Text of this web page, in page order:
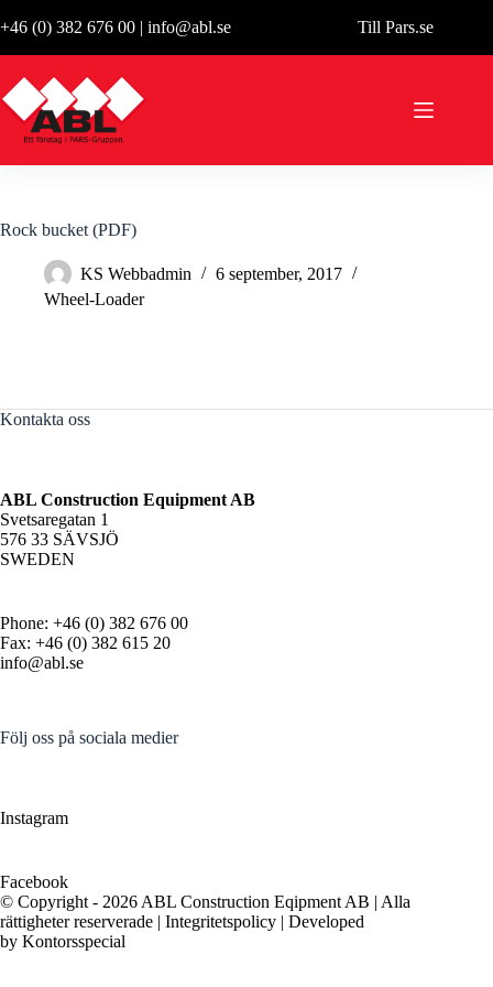
till
+46 (0) 382 676 00 | info@abl.se Till Pars.se
Rock bucket (PDF)
KS Webbadmin
6 september, 2017
Wheel-Loader
Kontakta oss
ABL Construction Equipment AB
Svetsaregatan 1
576 33 SÄVSJÖ
SWEDEN
Phone: +46 (0) 382 676 00
Fax: +46 (0) 382 615 20
info@abl.se
Följ oss på sociala medier
Instagram
Facebook
© Copyright - 2026 ABL Construction Eqipment AB | Alla
rättigheter reserverade | Integritetspolicy | Developed
by Kontorsspecial